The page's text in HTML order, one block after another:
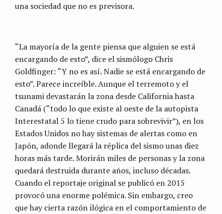
una sociedad que no es previsora.
“La mayoría de la gente piensa que alguien se está
encargando de esto”, dice el sismólogo Chris
Goldfinger: “Y no es así. Nadie se está encargando de
esto”. Parece increíble. Aunque el terremoto y el
tsunami devastarán la zona desde California hasta
Canadá (“todo lo que existe al oeste de la autopista
Interestatal 5 lo tiene crudo para sobrevivir”), en los
Estados Unidos no hay sistemas de alertas como en
Japón, adonde llegará la réplica del sismo unas diez
horas más tarde. Morirán miles de personas y la zona
quedará destruida durante años, incluso décadas.
Cuando el reportaje original se publicó en 2015
provocó una enorme polémica. Sin embargo, creo
que hay cierta razón ilógica en el comportamiento de